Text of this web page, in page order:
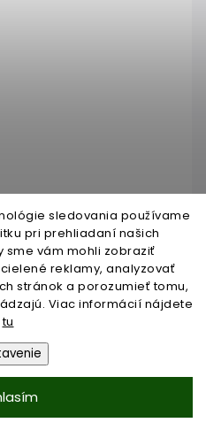
sledovania používame
pri prehliadaní našich
sme vám mohli zobraziť
reklamy, analyzovať
stránok a porozumieť tomu,
Viac informácií nájdete
tu
na 100 kódov,